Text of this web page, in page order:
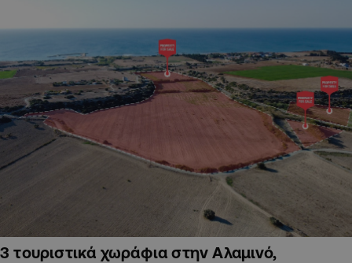
3 τουριστικά χωράφια στην Αλαμινό,